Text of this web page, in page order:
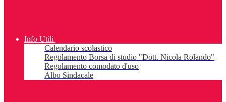
Info Utili
Calendario scolastico
Regolamento Borsa di studio "Dott. Nicola Rolando"
Regolamento comodato d'uso
Albo Sindacale